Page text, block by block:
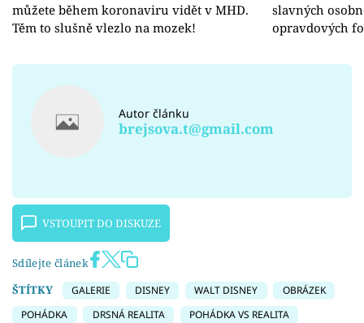
můžete během koronaviru vidět v MHD.
Těm to slušně vlezlo na mozek!
slavných
opravdových
Autor článku
brejsova.t@gmail.com
VSTOUPIT DO DISKUZE
Sdílejte článek
ŠTÍTKY
GALERIE DISNEY WALT DISNEY
OBRÁZEK
POHÁDKA
DRSNÁ REALITA
POHÁDKA VS REALITA